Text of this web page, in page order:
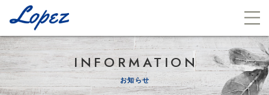
INFORMATION
お知らせ